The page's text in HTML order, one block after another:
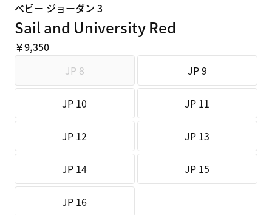
ベビー ジョーダン 3
Sail and University Red
￥9,350
JP 8
JP 9
JP 10 JP 11
JP 12 JP 13
JP 14 JP 15
JP 16